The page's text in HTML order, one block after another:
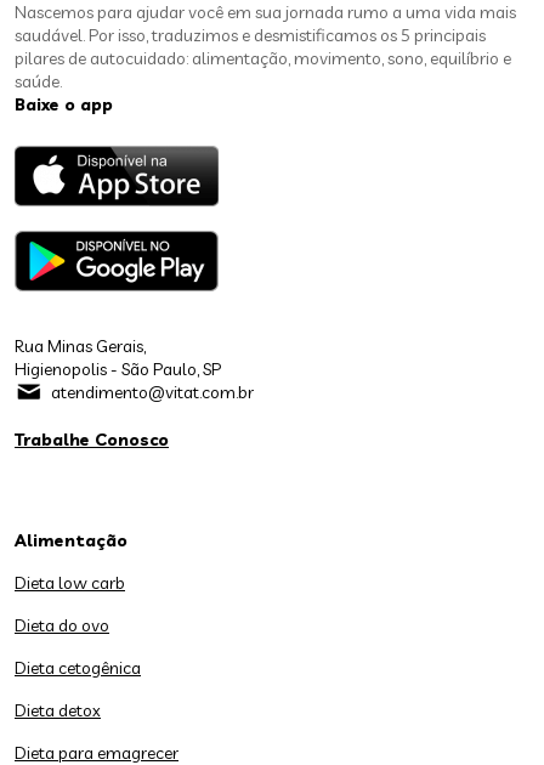
Nascemos para ajudar você em sua jornada rumo a uma vida mais
saudável. Por isso, traduzimos e desmistificamos os 5 principais
pilares de autocuidado: alimentação, movimento, sono, equilíbrio e
saúde.
Baixe o app
Rua Minas Gerais,
Higienopolis - São Paulo, SP
atendimento@vitat.com.br
Trabalhe Conosco
Alimentação
Dieta low carb
Dieta do ovo
Dieta cetogênica
Dieta detox
Dieta para emagrecer